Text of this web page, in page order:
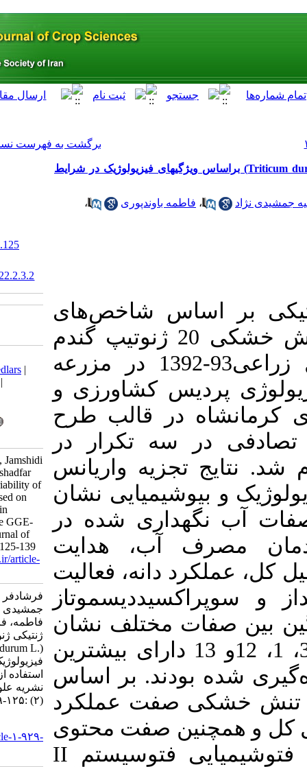
ارزیابی تنوع ژنتیکی ژنوتیپ‌های گندم دوروم (.Triticum durum L) براساس ویژگی‎های فیزیولوژیک در شرایط
باوندپوری ،
شاخص‌های
و تحمل به تنش خشکی 20 ژنوتیپ گندم
دوروم، پژوهشی در سال زراعی93-1392 در مزرعه
کشاورزی و
قالب طرح
تکرار در
واریانس
نشان
شده در
آب، هدایت
فعالیت
مختلف نشان
20، 5، 3، 1، 12و 13 دارای بیشترین
بر اساس
عملکرد
صفت محتوی
فتوسیستم II
20.1001.1.15625540.1399.22.2.3.2
Download citation:
BibTeX
RIS|EndNote Medlars
Reference Manager
Mendeley
Zotero
Farshadfrar E, yaghotipoor A, Jamshidi
Nezhad S, Bavandpori F, Farshadfar
M. Evaluation of Genetic Variability of
Durum Wheat Genotypes Based on
Physiological Characteristics in
Drought Conditions Using the GGE-
BIPLOT Method. Iranian Journal of
Crop Sciences. 2020; 22 (2) :125-139
URL:http://agrobreedjournal.ir/article-
1-929-fa.html
فرشادفر عزت اله، یاقوتی پور آنیتا،
جمشیدی نژاد سمیه، باوندپوری
فاطمه، فرشادفر محسن. ارزیابی تنوع
ژنتیکی ژنوتیپ‌های گندم دوروم
(.Triticum durum L) براساس ویژگی‎های
فیزیولوژیک در شرایط تنش خشکی با
استفاده از روش GGE-BIPLOT.
نشریه علوم زراعی ایران. ۱۳۹۹; ۲۲
(۲) :۱۲۵-۱۳۹
http://agrobreedjournal.ir/article-۱-۹۲۹-